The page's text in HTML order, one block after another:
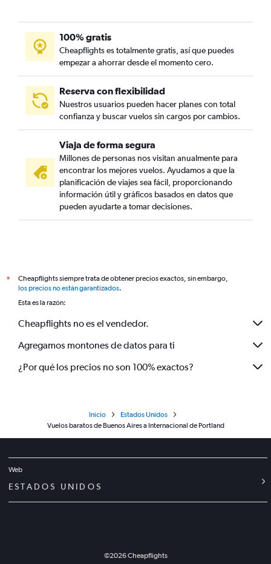
100% gratis
Cheapflights es totalmente gratis, así que puedes
empezar a ahorrar desde el momento cero.
Reserva con flexibilidad
Nuestros usuarios pueden hacer planes con total
confianza y buscar vuelos sin cargos por cambios.
Viaja de forma segura
Millones de personas nos visitan anualmente para
encontrar los mejores vuelos. Ayudamos a que la
planificación de viajes sea fácil, proporcionando
información útil y gráficos basados en datos que
pueden ayudarte a tomar decisiones.
*
Cheapflights siempre trata de obtener precios exactos, sin embargo,
los precios no están garantizados.
Esta es la razón:
Cheapflights no es el vendedor.
Agregamos montones de datos para ti
¿Por qué los precios no son 100% exactos?
Inicio
Estados Unidos
Vuelos baratos de Buenos Aires a Internacional de Portland
Web
ESTADOS UNIDOS
©2026Cheapflights